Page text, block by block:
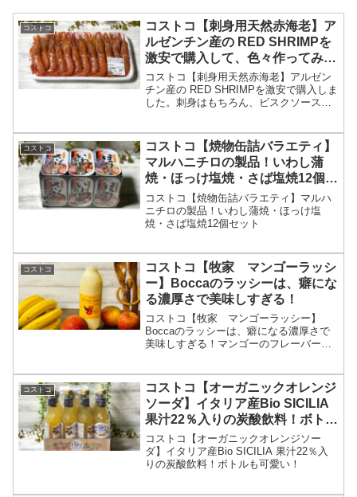
コストコ
コストコ【刺身用天然赤海老】ア
ルゼンチン産の RED SHRIMPを
激安で購入して、色々作ってみ
た。
コストコ【刺身用天然赤海老】アルゼン
チン産の RED SHRIMPを激安で購入しま
した。刺身はもちろん、ビスクソース
コストコ
コストコ【焼物缶詰バラエティ】
マルハニチロの製品！いわし蒲
焼・ほっけ塩焼・さば塩焼12個セ
ット
コストコ【焼物缶詰バラエティ】マルハ
ニチロの製品！いわし蒲焼・ほっけ塩
焼・さば塩焼12個セット
コストコ
コストコ【牧家 マンゴーラッシ
ー】Boccaのラッシーは、癖にな
る濃厚さで美味しすぎる！
コストコ【牧家 マンゴーラッシー】
Boccaのラッシーは、癖になる濃厚さで
美味しすぎる！マンゴーのフレーバー
コストコ
コストコ【オーガニックオレンジ
ソーダ】イタリア産Bio SICILIA
果汁22％入りの炭酸飲料！ボトル
も可愛い！
コストコ【オーガニックオレンジソー
ダ】イタリア産Bio SICILIA 果汁22％入
りの炭酸飲料！ボトルも可愛い！